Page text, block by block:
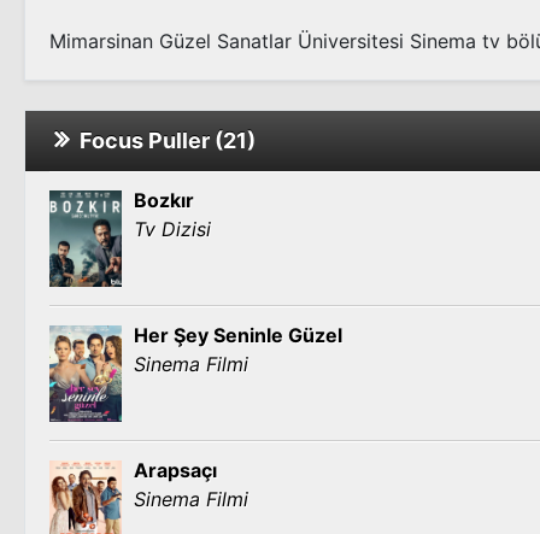
Mimarsinan Güzel Sanatlar Üniversitesi Sinema tv
Focus Puller (21)
Bozkır
Tv Dizisi
Her Şey Seninle Güzel
Sinema Filmi
Arapsaçı
Sinema Filmi